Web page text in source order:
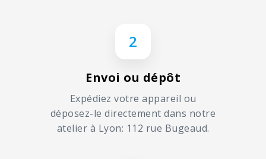
2
Envoi ou dépôt
Expédiez votre appareil ou
déposez-le directement dans notre
atelier à Lyon: 112 rue Bugeaud.